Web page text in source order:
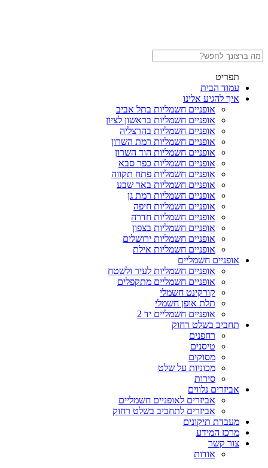
תפריט
עמוד הבית
איך להגיע אלינו
אופניים חשמליות בתל אביב
אופניים חשמליות בראשון לציון
אופניים חשמליות בהרצליה
אופניים חשמליות רמת השרון
אופניים חשמליות הוד השרון
אופניים חשמליות כפר סבא
אופניים חשמליות פתח תקווה
אופניים חשמליות באר שבע
אופניים חשמליות רמת גן
אופניים חשמליות חיפה
אופניים חשמליות חדרה
אופניים חשמליות בצפון
אופניים חשמליות ירושלים
אופניים חשמליות אילת
אופניים חשמליים
אופניים חשמליות לעיר ולשטח
אופניים חשמליים מתקפלים
קורקינט חשמלי
תלת אופן חשמלי
אופניים חשמליים יד 2
תחביב בשלט רחוק
רחפנים
טיסנים
מסוקים
מכוניות על שלט
סירות
אביזרים נלווים
אביזרים לאופניים חשמליים
אביזרים לתחביב בשלט רחוק
מעבדת תיקונים
מרכז המידע
צור קשר
אודות